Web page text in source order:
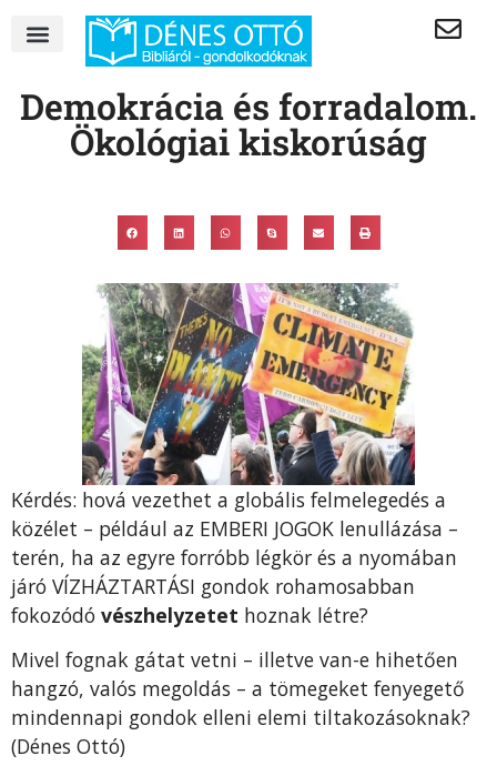
Demokrácia és forradalom.
Ökológiai kiskorúság
Kérdés: hová vezethet a globális felmelegedés a
közélet – például az EMBERI JOGOK lenullázása –
terén, ha az egyre forróbb légkör és a nyomában
járó VÍZHÁZTARTÁSI gondok rohamosabban
fokozódó vészhelyzetet hoznak létre?
Mivel fognak gátat vetni – illetve van-e hihetően
hangzó, valós megoldás – a tömegeket fenyegető
mindennapi gondok elleni elemi tiltakozásoknak?
(Dénes Ottó)